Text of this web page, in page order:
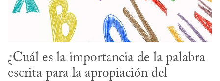
¿Cuál es la importancia de la palabra
escrita para la apropiación del